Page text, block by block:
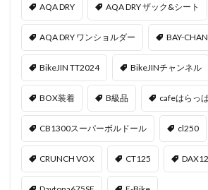
AQA DRY AQA DRY ザック&シート
AQA DRY ワンショルダー BAY-CHAN
BikeJIN TT2024 BikeJINチャンネル
BOX装着 B級品 cafeはらっ
CB1300スーパーボルドール cl250
CRUNCH VOX CT125